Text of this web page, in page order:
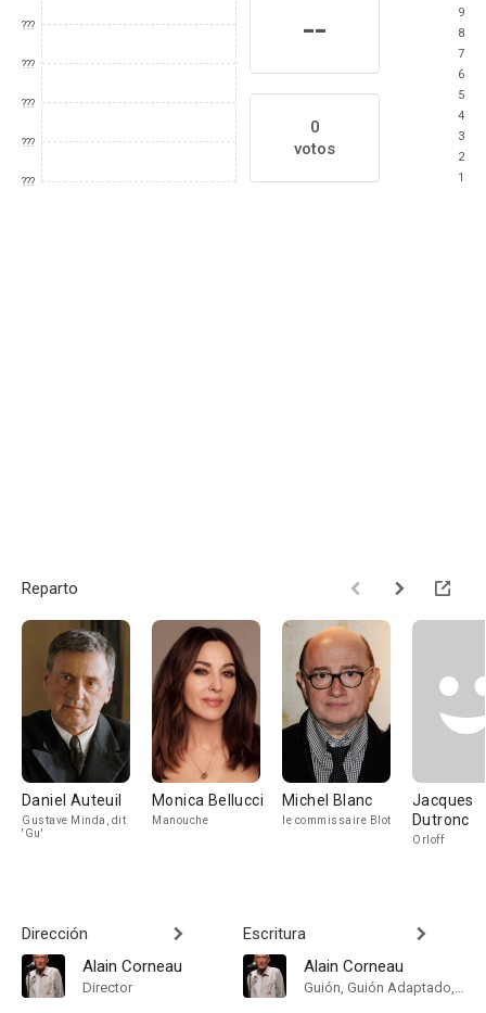
???
???
???
???
???
--
0
votos
9
8
7
6
5
4
3
2
1
Reparto
Daniel Auteuil
Gustave Minda, dit
'Gu'
Monica Bellucci
Manouche
Michel Blanc
le commissaire Blot
Jacques
Dutronc
Orloff
Dirección
Alain Corneau
Director
Escritura
Alain Corneau
Guión, Guión Adaptado, Dialogue